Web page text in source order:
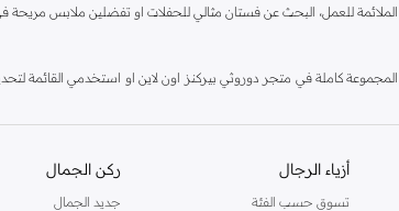
للعمل، البحث عن فستان مثالي للحفلات او تفضلين ملابس مريحة
كاملة في متجر دوروثي بيركنز اون لاين او استخدمي القائمة
أزياء الرجال
تسوق حسب الفئة
ركن الجمال
جديد الجمال